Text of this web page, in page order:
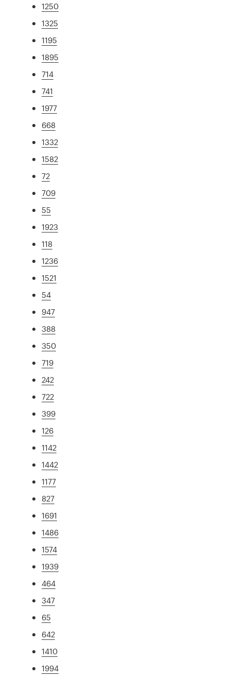
1250
1325
1195
1895
714
741
1977
668
1332
1582
72
709
55
1923
118
1236
1521
54
947
388
350
719
242
722
399
126
1142
1442
1177
827
1691
1486
1574
1939
464
347
65
642
1410
1994